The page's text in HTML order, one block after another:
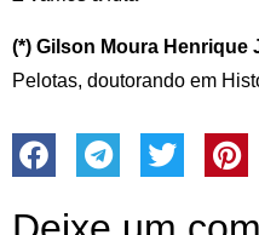
(*) Gilson Moura Henrique
Pelotas, doutorando em